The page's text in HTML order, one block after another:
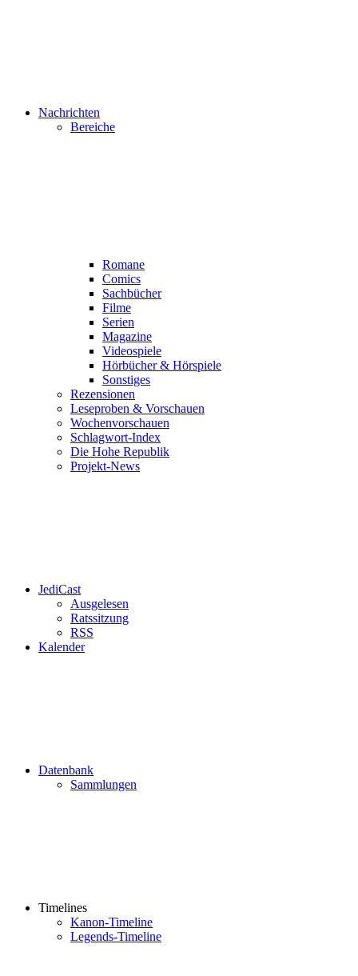
Nachrichten
Bereiche
Romane
Comics
Sachbücher
Filme
Serien
Magazine
Videospiele
Hörbücher & Hörspiele
Sonstiges
Rezensionen
Leseproben & Vorschauen
Wochenvorschauen
Schlagwort-Index
Die Hohe Republik
Projekt-News
JediCast
Ausgelesen
Ratssitzung
RSS
Kalender
Datenbank
Sammlungen
Timelines
Kanon-Timeline
Legends-Timeline